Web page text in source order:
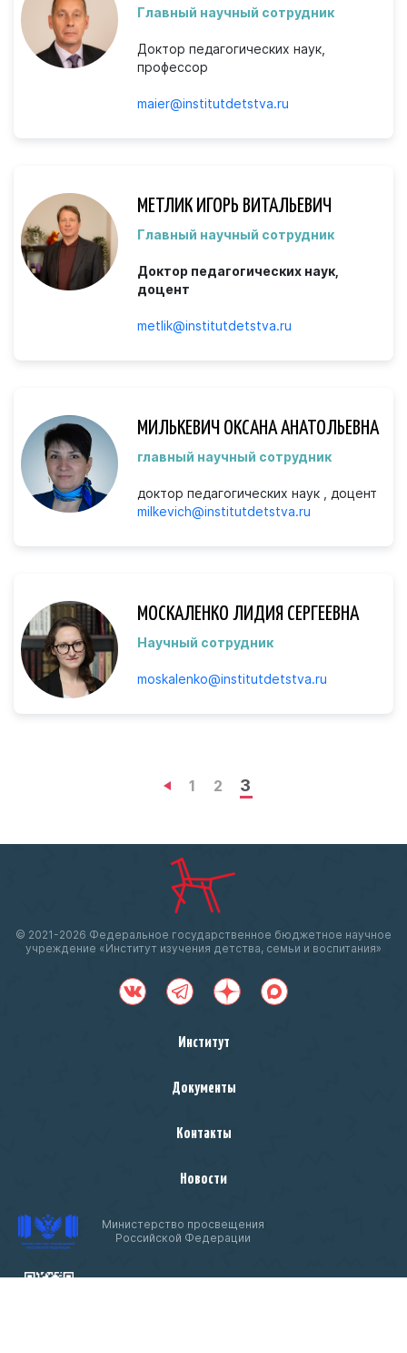
Главный научный сотрудник
Доктор педагогических наук,
профессор
maier@institutdetstva.ru
МЕТЛИК ИГОРЬ ВИТАЛЬЕВИЧ
Главный научный сотрудник
Доктор педагогических наук,
доцент
metlik@institutdetstva.ru
МИЛЬКЕВИЧ ОКСАНА АНАТОЛЬЕВНА
главный научный сотрудник
доктор педагогических наук , доцент
milkevich@institutdetstva.ru
МОСКАЛЕНКО ЛИДИЯ СЕРГЕЕВНА
Научный сотрудник
moskalenko@institutdetstva.ru
1 2 3
© 2021-2026 Федеральное государственное бюджетное научное
учреждение «Институт изучения детства, семьи и воспитания»
Институт
Документы
Контакты
Новости
Министерство просвещения
Российской Федерации